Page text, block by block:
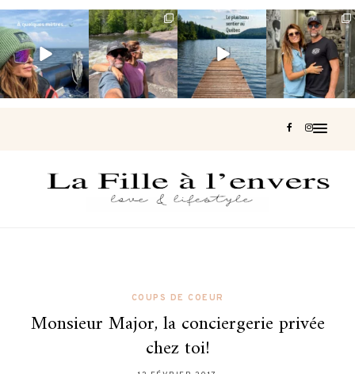
Voir une baleine
en photo, c’est
impressionnant
🐋...
Les Laurentides,
le Québec
version nature.
...
Et si je te disais
qu’il existe un
sentier où tu...
127 37
Montréal, une
très belle
surprise 🇨🇦
446
COUPS DE COEUR
Monsieur Major, la conciergerie privée
chez toi!